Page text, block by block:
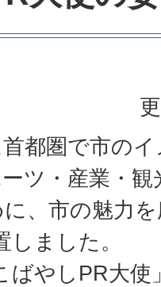
都圏で市の
ツ・産業・
、市の魅力
ました。
ばやしPR大使